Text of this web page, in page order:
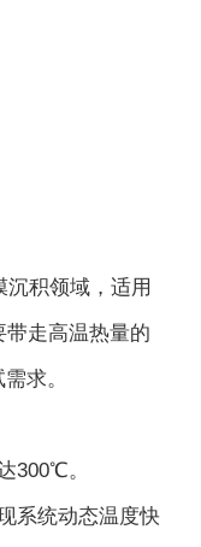
沉积领域，适用
带走高温热量的
求。
300℃。
系统动态温度快